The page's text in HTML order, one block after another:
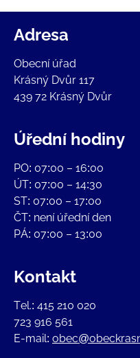
Adresa
Obecní úřad
Krásný Dvůr 117
439 72 Krásný Dvůr
Úřední hodiny
PO: 07:00 – 16:00
ÚT: 07:00 – 14:30
ST: 07:00 – 17:00
ČT: není úřední den
PÁ: 07:00 – 13:00
Kontakt
Tel.: 415 210 020
723 916 561
E-mail: